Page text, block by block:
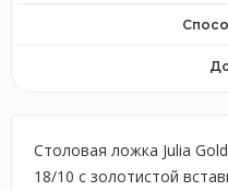
Столовая ложка Julia
18/10 с золотистой